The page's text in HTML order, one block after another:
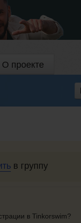
О проекте
в группу
в Tinkorswim?